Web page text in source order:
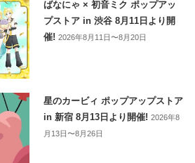
ばなにゃ × 初音ミク ポップアッ
プストア in 渋谷 8月11日より開
催!2026年8月11日〜8月20日
星のカービィ ポップアップストア
in 新宿 8月13日より開催!2026年8
月13日〜8月26日